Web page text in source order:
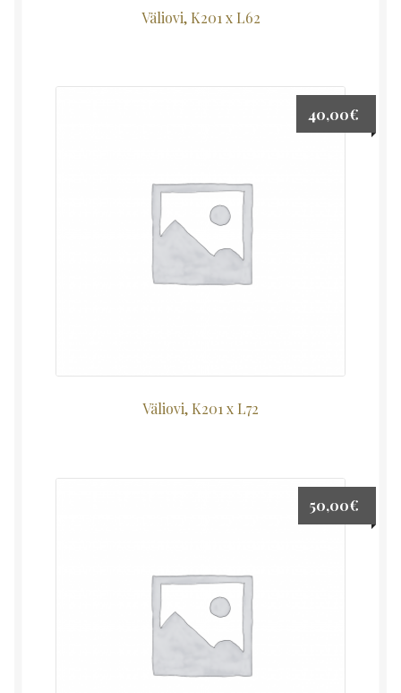
Väliovi, K201 x L62
Väliovi, K201 x L72
40,00€
50,00€